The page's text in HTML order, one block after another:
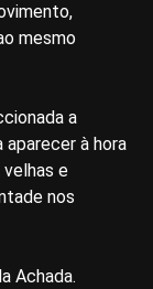
mesmo
a
aparecer à hora
velhas e
nos
Achada.